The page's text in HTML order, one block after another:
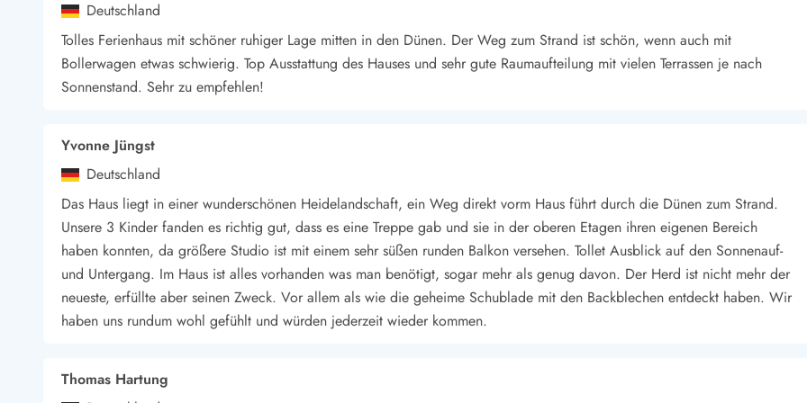
Deutschland
Tolles Ferienhaus mit schöner ruhiger Lage mitten in den Dünen. Der Weg zum Strand ist schön, wenn auch mit
Bollerwagen etwas schwierig. Top Ausstattung des Hauses und sehr gute Raumaufteilung mit vielen Terrassen je nach
Sonnenstand. Sehr zu empfehlen!
Yvonne Jüngst
Deutschland
Das Haus liegt in einer wunderschönen Heidelandschaft, ein Weg direkt vorm Haus führt durch die Dünen zum Strand.
Unsere 3 Kinder fanden es richtig gut, dass es eine Treppe gab und sie in der oberen Etagen ihren eigenen Bereich
haben konnten, da größere Studio ist mit einem sehr süßen runden Balkon versehen. Tollet Ausblick auf den Sonnenauf-
und Untergang. Im Haus ist alles vorhanden was man benötigt, sogar mehr als genug davon. Der Herd ist nicht mehr der
neueste, erfüllte aber seinen Zweck. Vor allem als wie die geheime Schublade mit den Backblechen entdeckt haben. Wir
haben uns rundum wohl gefühlt und würden jederzeit wieder kommen.
Thomas Hartung